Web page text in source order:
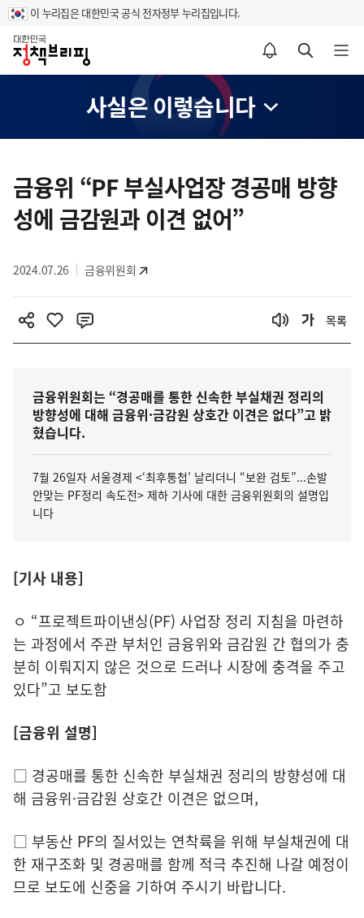
이 누리집은 대한민국 공식 전자정부 누리집입니다.
홈
알림설정 바로가기 검색 바로가기 메뉴 열기
사실은 이렇습니다
텐
츠
영
금융위 “PF 부실사업장 경공매 방향
성에 금감원과 이견 없어”
2024.07.26 금융위원회
목록
금융위원회는 “경공매를 통한 신속한 부실채권 정리의
방향성에 대해 금융위·금감원 상호간 이견은 없다”고 밝
혔습니다.
7월 26일자 서울경제 <‘최후통첩’ 날리더니 “보완 검토”...손발
안맞는 PF정리 속도전> 제하 기사에 대한 금융위원회의 설명입
니다
[기사 내용]
ㅇ “프로젝트파이낸싱(PF) 사업장 정리 지침을 마련하
는 과정에서 주관 부처인 금융위와 금감원 간 협의가 충
분히 이뤄지지 않은 것으로 드러나 시장에 충격을 주고
있다”고 보도함
[금융위 설명]
□ 경공매를 통한 신속한 부실채권 정리의 방향성에 대
해 금융위·금감원 상호간 이견은 없으며,
□ 부동산 PF의 질서있는 연착륙을 위해 부실채권에 대
한 재구조화 및 경공매를 함께 적극 추진해 나갈 예정이
므로 보도에 신중을 기하여 주시기 바랍니다.